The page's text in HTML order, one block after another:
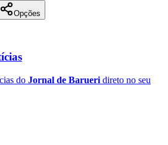
Opções
do Jornal de Barueri direto no seu